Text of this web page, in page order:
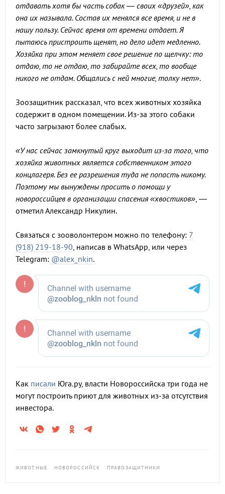
отдавать хотя бы часть собак — своих «друзей», как
она их называла. Состав их менялся все время, и не в
нашу пользу. Сейчас время от времени отдает. Я
пытаюсь пристроить щенят, но дело идет медленно.
Хозяйка при этом меняет свое решение по щелчку: то
отдаю, то не отдаю, то забирайте всех, то вообще
никого не отдам. Общались с ней многие, толку нет».
Зоозащитник рассказал, что всех животных хозяйка
содержит в одном помещении. Из-за этого собаки
часто загрызают более слабых.
«У нас сейчас замкнутый круг выходит из-за того, что
хозяйка животных является собственником этого
концлагеря. Без ее разрешения туда не попасть никому.
Поэтому мы вынуждены просить о помощи у
новороссийцев в организации спасения «хвостиков», —
отметил Александр Никулин.
Связаться с зооволонтером можно по телефону: 7
(918) 219-18-90, написав в WhatsApp, или через
Telegram: @alex_nkin.
Как писали Юга.ру, власти Новороссийска три года не
могут построить приют для животных из-за отсутствия
инвестора.
ЖИВОТНЫЕ НОВОРОССИЙСК ПРАВОЗАЩИТНИКИ